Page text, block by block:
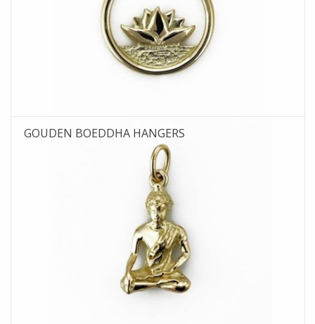
GOUDEN BOEDDHA HANGERS